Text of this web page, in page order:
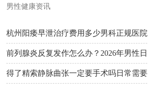
男性健康资讯
杭州阳痿早泄治疗费用多少男科正规医院
前列腺炎反复发作怎么办？2026年男性日
得了精索静脉曲张一定要手术吗日常需要